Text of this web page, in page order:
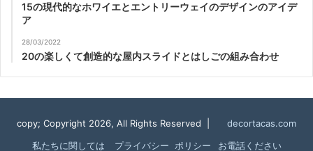
15の現代的なホワイエとエントリーウェイのデザインのアイデ
ア
28/03/2022
20の楽しくて創造的な屋内スライドとはしごの組み合わせ
copy; Copyright 2026, All Rights Reserved |
decortacas.com
私たちに関しては
プライバシー ポリシー お電話ください